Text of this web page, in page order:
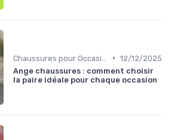
• 12/12/2025
Ange chaussures : comment choisir
la paire idéale pour chaque occasion